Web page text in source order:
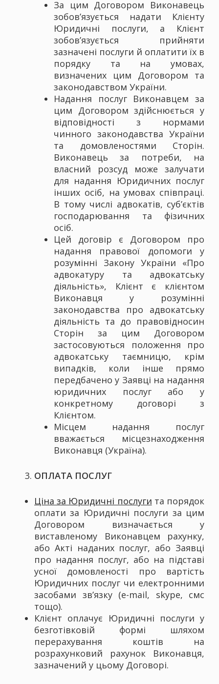
За цим Договором Виконавець
зобов’язується надати Клієнту
Юридичні послуги, а Клієнт
зобов’язується прийняти
зазначені послуги й оплатити їх в
порядку та на умовах,
визначених цим Договором та
законодавством України.
Надання послуг Виконавцем за
цим Договором здійснюється у
відповідності з нормами
чинного законодавства України
та домовленостями Сторін.
Виконавець за потреби, на
власний розсуд може залучати
для надання Юридичних послуг
інших осіб, на умовах співпраці.
В тому числі адвокатів, суб’єктів
господарювання та фізичних
осіб.
Цей договір є Договором про
надання правової допомоги у
розумінні Закону України «Про
адвокатуру та адвокатську
діяльність», Клієнт є клієнтом
Виконавця у розумінні
законодавства про адвокатську
діяльність та до правовідносин
Сторін за цим Договором
застосовуються положення про
адвокатську таємницю, крім
випадків, коли інше прямо
передбачено у Заявці на надання
юридичних послуг або у
конкретному договорі з
Клієнтом.
Місцем надання послуг
вважається місцезнаходження
Виконавця (Україна).
ОПЛАТА ПОСЛУГ
Ціна за Юридичні послуги та порядок
оплати за Юридичні послуги за цим
Договором визначається у
виставленому Виконавцем рахунку,
або Акті наданих послуг, або Заявці
про надання послуг, або на підставі
усної домовленості про вартість
Юридичних послуг чи електронними
засобами зв’язку (e-mail, skype, смс
тощо).
Клієнт оплачує Юридичні послуги у
безготівковій формі шляхом
перерахування коштів на
розрахунковий рахунок Виконавця,
зазначений у цьому Договорі.